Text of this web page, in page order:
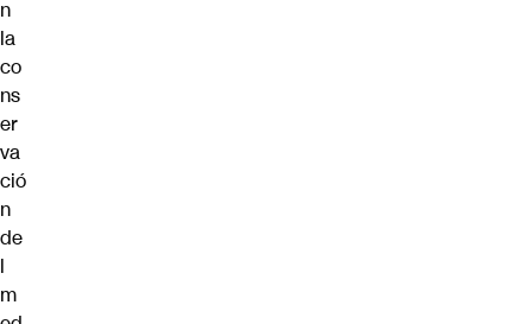
n
la
co
ns
er
va
ció
n
de
l
m